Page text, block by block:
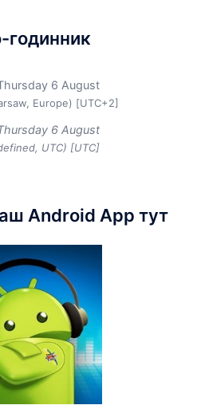
годинник
6 August
Europe) [UTC+2]
6 August
UTC) [UTC]
Android App тут